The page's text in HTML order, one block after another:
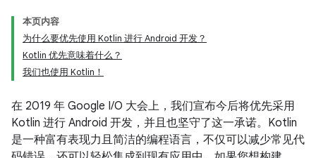
本页内容
为什么要优先使用 Kotlin 进行 Android 开发？
Kotlin 优先意味着什么？
我们也使用 Kotlin！
在 2019 年 Google I/O 大会上，我们宣布今后将优先采用
Kotlin 进行 Android 开发，并且也坚守了这一承诺。Kotlin
是一种富有表现力且简洁的编程语言，不仅可以减少常见代